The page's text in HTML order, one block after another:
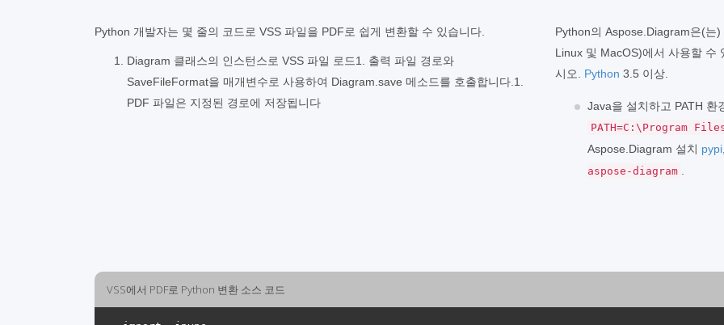
Python 개발자는 몇 줄의 코드로 VSS 파일을 PDF로 쉽게 변환할 수 있습니다.
Diagram 클래스의 인스턴스로 VSS 파일 로드1. 출력 파일 경로와
SaveFileFormat을 매개변수로 사용하여 Diagram.save 메소드를 호출합니다.1.
PDF 파일은 지정된 경로에 저장됩니다
Python의 Aspose.Diagram은(는
Linux 및 MacOS)에서 사용할 수
시오. Python 3.5 이상.
Java을 설치하고 PATH 환
PATH=C:\Program
Aspose.Diagram 설치 pypi
aspose-diagram
VSS에서 PDF로 Python 변환 소스 코드